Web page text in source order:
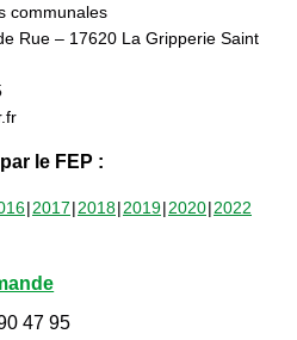
communales
Rue – 17620 La Gripperie Saint
le FEP :
2017 2018 2019 2020 2022
47 95